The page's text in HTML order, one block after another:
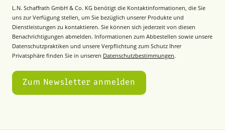
L.N. Schaffrath GmbH & Co. KG benötigt die Kontaktinformationen, die Sie
uns zur Verfügung stellen, um Sie bezüglich unserer Produkte und
Dienstleistungen zu kontaktieren. Sie können sich jederzeit von diesen
Benachrichtigungen abmelden. Informationen zum Abbestellen sowie unsere
Datenschutzpraktiken und unsere Verpflichtung zum Schutz Ihrer
Privatsphäre finden Sie in unseren Datenschutzbestimmungen.